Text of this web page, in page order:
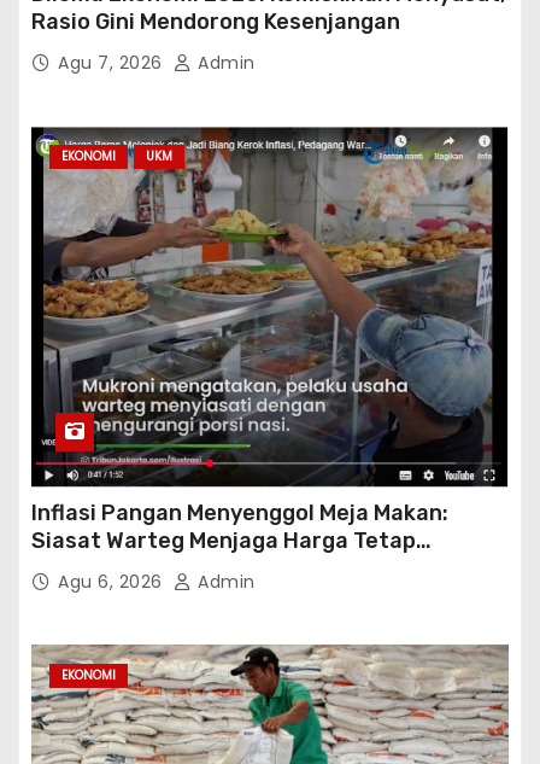
Rasio Gini Mendorong Kesenjangan
Agu 7, 2026 Admin
EKONOMI UKM
Inflasi Pangan Menyenggol Meja Makan:
Siasat Warteg Menjaga Harga Tetap
Terjangkau
Agu 6, 2026 Admin
EKONOMI